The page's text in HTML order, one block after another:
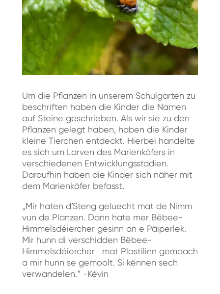
Um die Pflanzen in unserem Schulgarten zu
beschriften haben die Kinder die Namen
auf Steine geschrieben. Als wir sie zu den
Pflanzen gelegt haben, haben die Kinder
kleine Tierchen entdeckt. Hierbei handelte
es sich um Larven des Marienkäfers in
verschiedenen Entwicklungsstadien.
Daraufhin haben die Kinder sich näher mit
dem Marienkäfer befasst.
„Mir haten d’Steng geluecht mat de Nimm
vun de Planzen. Dann hate mer Bëbee-
Himmelsdéiercher gesinn an e Päiperlek.
Mir hunn di verschidden Bëbee-
Himmelsdéiercher mat Plastilinn gemaach
a mir hunn se gemoolt. Si kënnen sech
verwandelen.“ -Kévin